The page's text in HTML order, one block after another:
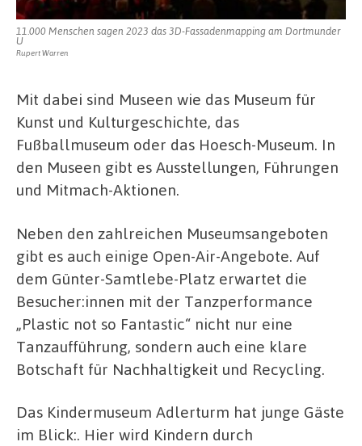
11.000 Menschen sagen 2023 das 3D-Fassadenmapping am Dortmunder
U
Rupert Warren
Mit dabei sind Museen wie das Museum für
Kunst und Kulturgeschichte, das
Fußballmuseum oder das Hoesch-Museum. In
den Museen gibt es Ausstellungen, Führungen
und Mitmach-Aktionen.
Neben den zahlreichen Museumsangeboten
gibt es auch einige Open-Air-Angebote. Auf
dem Günter-Samtlebe-Platz erwartet die
Besucher:innen mit der Tanzperformance
„Plastic not so Fantastic“ nicht nur eine
Tanzaufführung, sondern auch eine klare
Botschaft für Nachhaltigkeit und Recycling.
Das Kindermuseum Adlerturm hat junge Gäste
im Blick:. Hier wird Kindern durch